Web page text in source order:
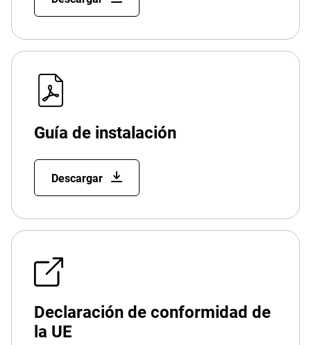
Guía de instalación
Descargar
Declaración de conformidad de
la UE